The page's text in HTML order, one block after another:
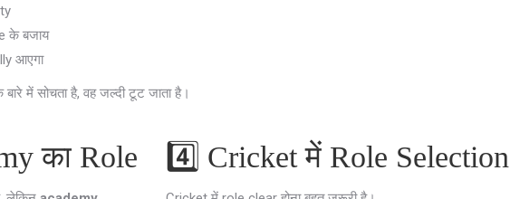
के बजाय
आएगा
में सोचता है, वह जल्दी टूट जाता है।
का Role 4️⃣ Cricket में Role Selection